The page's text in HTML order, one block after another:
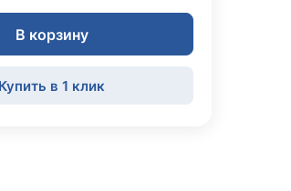
В корзину
Купить в 1 клик